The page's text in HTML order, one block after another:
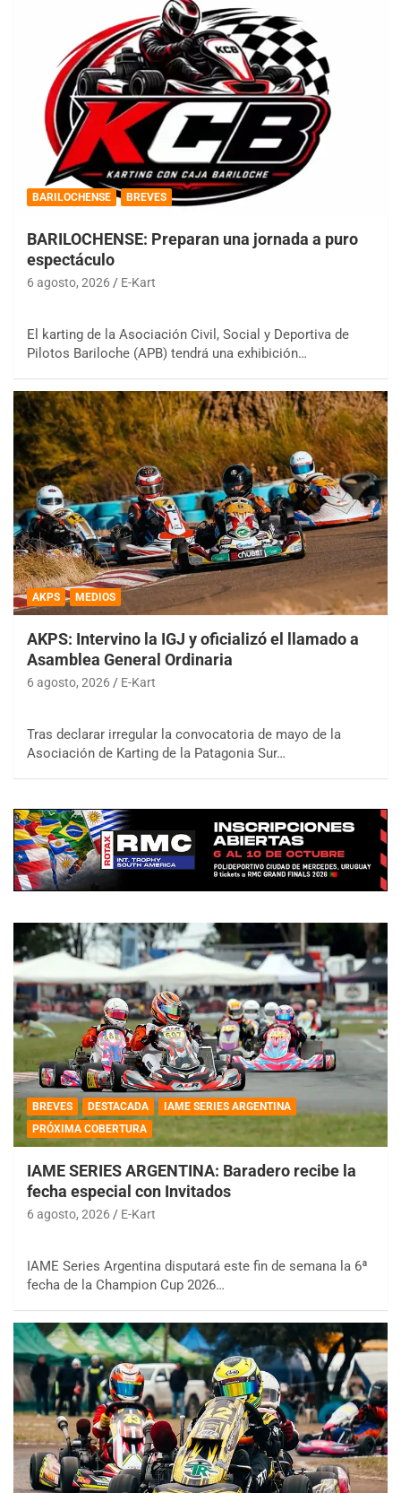
BARILOCHENSE BREVES
BARILOCHENSE: Preparan una jornada a puro
espectáculo
6 agosto, 2026 E-Kart
El karting de la Asociación Civil, Social y Deportiva de
Pilotos Bariloche (APB) tendrá una exhibición…
AKPS MEDIOS
AKPS: Intervino la IGJ y oficializó el llamado a
Asamblea General Ordinaria
6 agosto, 2026 E-Kart
Tras declarar irregular la convocatoria de mayo de la
Asociación de Karting de la Patagonia Sur…
BREVES DESTACADA
IAME SERIES ARGENTINA
PRÓXIMA COBERTURA
IAME SERIES ARGENTINA: Baradero recibe la
fecha especial con Invitados
6 agosto, 2026 E-Kart
IAME Series Argentina disputará este fin de semana la 6ª
fecha de la Champion Cup 2026…